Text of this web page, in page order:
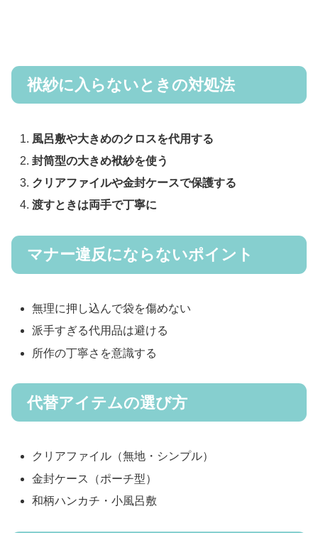
袱紗に入らないときの対処法
風呂敷や大きめのクロスを代用する
封筒型の大きめ袱紗を使う
クリアファイルや金封ケースで保護する
渡すときは両手で丁寧に
マナー違反にならないポイント
無理に押し込んで袋を傷めない
派手すぎる代用品は避ける
所作の丁寧さを意識する
代替アイテムの選び方
クリアファイル（無地・シンプル）
金封ケース（ポーチ型）
和柄ハンカチ・小風呂敷